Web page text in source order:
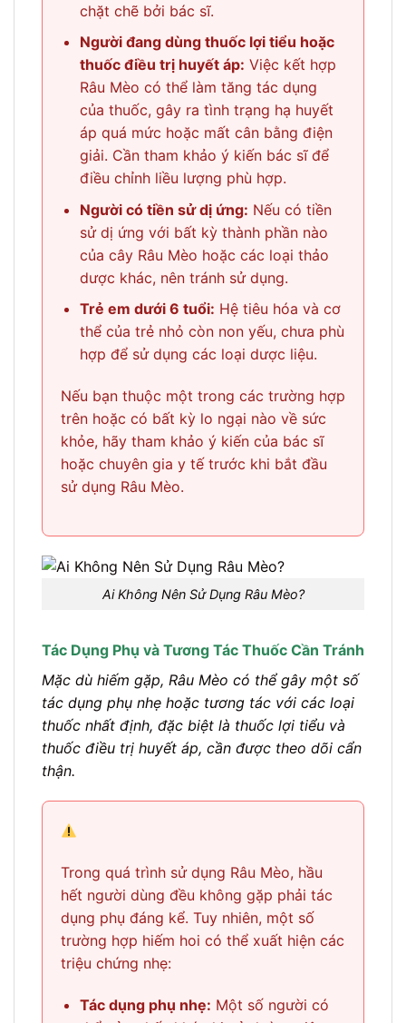
chặt chẽ bởi bác sĩ.
Người đang dùng thuốc lợi tiểu hoặc
thuốc điều trị huyết áp: Việc kết hợp
Râu Mèo có thể làm tăng tác dụng
của thuốc, gây ra tình trạng hạ huyết
áp quá mức hoặc mất cân bằng điện
giải. Cần tham khảo ý kiến bác sĩ để
điều chỉnh liều lượng phù hợp.
Người có tiền sử dị ứng: Nếu có tiền
sử dị ứng với bất kỳ thành phần nào
của cây Râu Mèo hoặc các loại thảo
dược khác, nên tránh sử dụng.
Trẻ em dưới 6 tuổi: Hệ tiêu hóa và cơ
thể của trẻ nhỏ còn non yếu, chưa phù
hợp để sử dụng các loại dược liệu.
Nếu bạn thuộc một trong các trường hợp
trên hoặc có bất kỳ lo ngại nào về sức
khỏe, hãy tham khảo ý kiến của bác sĩ
hoặc chuyên gia y tế trước khi bắt đầu
sử dụng Râu Mèo.
Ai Không Nên Sử Dụng Râu Mèo?
Tác Dụng Phụ và Tương Tác Thuốc Cần Tránh
Mặc dù hiếm gặp, Râu Mèo có thể gây một số
tác dụng phụ nhẹ hoặc tương tác với các loại
thuốc nhất định, đặc biệt là thuốc lợi tiểu và
thuốc điều trị huyết áp, cần được theo dõi cẩn
thận.
Trong quá trình sử dụng Râu Mèo, hầu
hết người dùng đều không gặp phải tác
dụng phụ đáng kể. Tuy nhiên, một số
trường hợp hiếm hoi có thể xuất hiện các
triệu chứng nhẹ:
Tác dụng phụ nhẹ: Một số người có